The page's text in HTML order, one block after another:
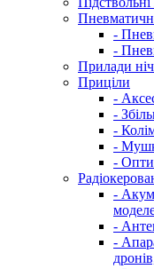
-
-
Прилади
Приціли
-
-
-
-
-
-
-
-